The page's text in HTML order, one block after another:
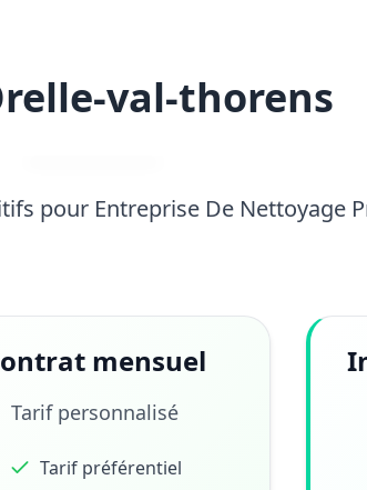
val-thorens
pour Entreprise De Nettoyage
mensuel
Tarif personnalisé
Tarif préférentiel